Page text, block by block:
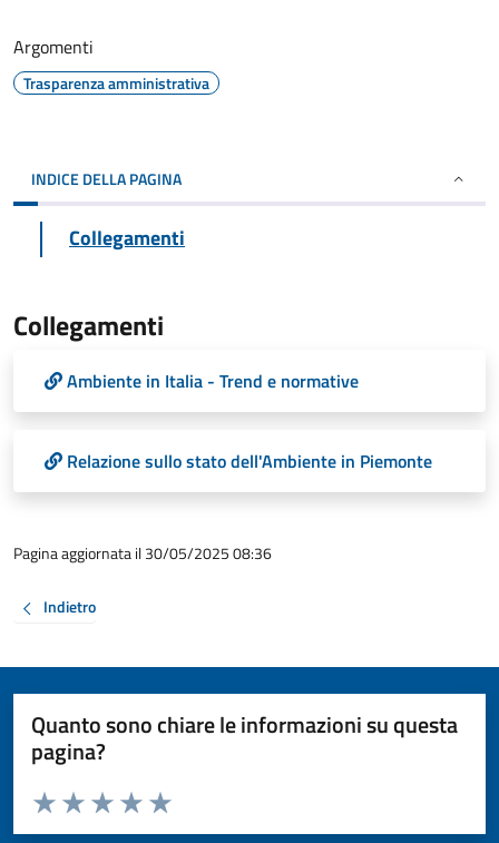
Argomenti
Trasparenza amministrativa
INDICE DELLA PAGINA
Collegamenti
Collegamenti
Ambiente in Italia - Trend e normative
Relazione sullo stato dell'Ambiente in Piemonte
Pagina aggiornata il 30/05/2025 08:36
Indietro
Quanto sono chiare le informazioni su questa
pagina?
Valuta da 1 a 5 stelle la pagina
Valuta 5 stelle su 5
Valuta 4 stelle su 5
Valuta 3 stelle su 5
Valuta 2 stelle su 5
Valuta 1 stelle su 5